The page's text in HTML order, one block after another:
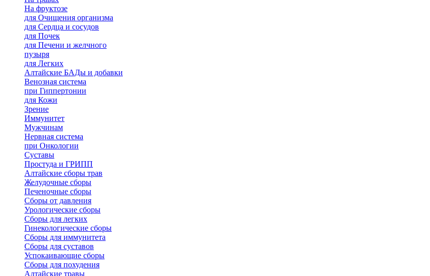
На фруктозе
для Очищения организма
для Сердца и сосудов
для Почек
для Печени и желчного
пузыря
для Легких
Алтайские БАДы и добавки
Венозная система
при Гиппертонии
для Кожи
Зрение
Иммунитет
Мужчинам
Нервная система
при Онкологии
Суставы
Простуда и ГРИПП
Алтайские сборы трав
Желудочные сборы
Печеночные сборы
Сборы от давления
Урологические сборы
Сборы для легких
Гинекологические сборы
Сборы для иммунитета
Сборы для суставов
Успокаивающие сборы
Сборы для похудения
Алтайские травы